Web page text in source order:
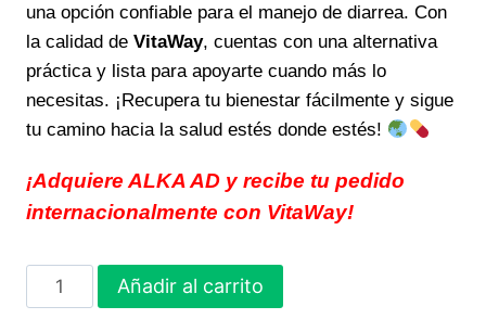
una opción confiable para el manejo de diarrea. Con
la calidad de VitaWay, cuentas con una alternativa
práctica y lista para apoyarte cuando más lo
necesitas. ¡Recupera tu bienestar fácilmente y sigue
tu camino hacia la salud estés donde estés!
¡Adquiere ALKA AD y recibe tu pedido
internacionalmente con VitaWay!
ALKA
AD
Añadir al carrito